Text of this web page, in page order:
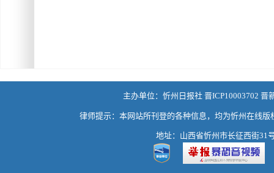
主办单位：忻州日报社 晋ICP10003702 晋
律师提示：本网站所刊登的各种信息，均为忻州在线
地址：山西省忻州市长征西街31